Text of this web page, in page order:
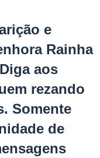
e
Rainha
aos
rezando
Somente
de